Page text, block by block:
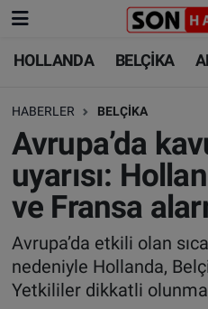
HOLLANDA BELÇİKA
HABERLER BELÇİKA
Avrupa’da
uyarısı:
ve Fransa
Avrupa’da etkili olan
nedeniyle Hollanda,
Yetkililer dikkatli
HOLLANDA
BELÇİKA
ALMANYA
FRANSA
AVUSTURYA
SAĞLIK - YAŞAM
HOLLANDA
BELÇİKA
ALMANYA
TÜRKİYE
DÜNYA
BİLİM-TEKNOLOJİ
Nöbetçi Eczaneler
Hava Durumu
Trafik Durumu
Süper Lig Puan
Tüm Manşetler
Son Dakika Haberleri